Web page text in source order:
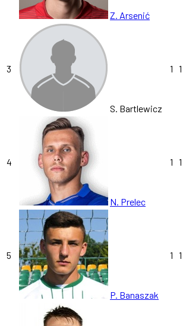
Z. Arsenić
3
S. Bartlewicz
1 1
4
N. Prelec
1 1
5
P. Banaszak
1 1